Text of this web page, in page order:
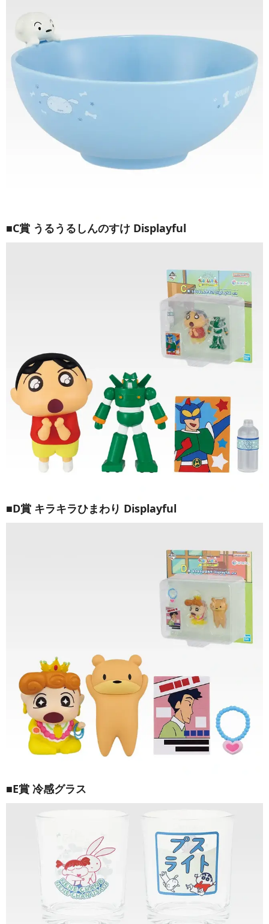
■C賞 うるうるしんのすけ Displayful
■D賞 キラキラひまわり Displayful
■E賞 冷感グラス